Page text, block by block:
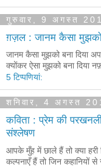
गुरुवार, 9 अगस्त
ग़ज़ल : जानम कैसा मुझको
जानम कैसा मुझको बना दिया
क्योंकर ऐसा मुझको बना दिया
5 टिप्‍पणियां:
शनिवार, 4 अगस्त
कविता : प्रेम की
संश्लेषण
आपके मुँह में छाले हैं तो क्या हरी
कल्पनाएँ हैं तो जिन कहानियों